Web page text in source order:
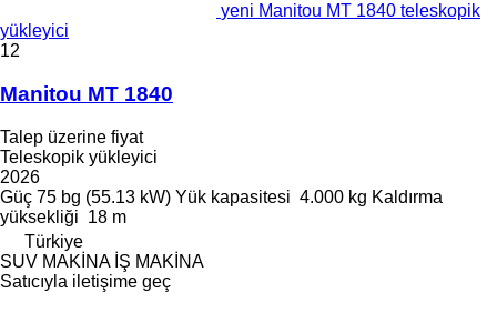
yeni Manitou MT 1840 teleskopik
yükleyici
12
Manitou MT 1840
Talep üzerine fiyat
Teleskopik yükleyici
2026
Güç 75 bg (55.13 kW) Yük kapasitesi 4.000 kg Kaldırma
yüksekliği 18 m
Türkiye
SUV MAKİNA İŞ MAKİNA
Satıcıyla iletişime geç